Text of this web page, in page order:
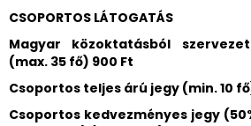
CSOPORTOS LÁTOGATÁS
Magyar közoktatásból
(max. 35 fő) 900 Ft
Csoportos teljes árú jegy (min. 10
Csoportos kedvezményes jegy